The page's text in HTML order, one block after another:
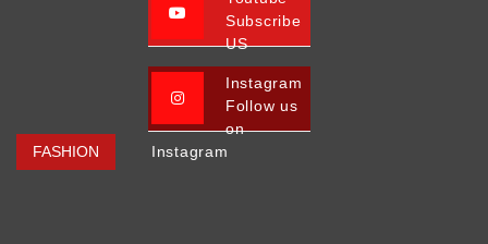
FASHION
Subscribe
US
Instagram
Follow us
on
Instagram